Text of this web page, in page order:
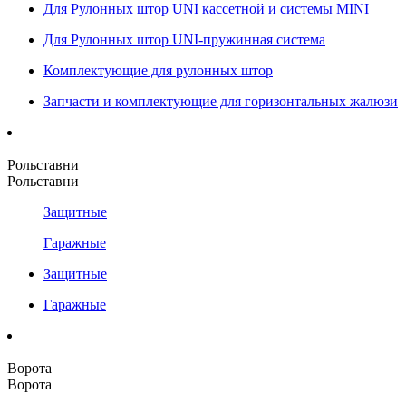
Для Рулонных штор UNI кассетной и системы MINI
Для Рулонных штор UNI-пружинная система
Комплектующие для рулонных штор
Запчасти и комплектующие для горизонтальных жалюзи
Рольставни
Рольставни
Защитные
Гаражные
Защитные
Гаражные
Ворота
Ворота